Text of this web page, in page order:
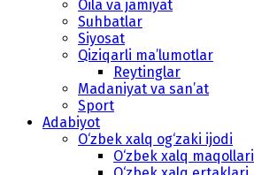
Oila va jamiyat
Suhbatlar
Siyosat
Qiziqarli ma’lumotlar
Reytinglar
Madaniyat va san’at
Sport
Adabiyot
O‘zbek xalq og‘zaki ijodi
O‘zbek xalq maqollari